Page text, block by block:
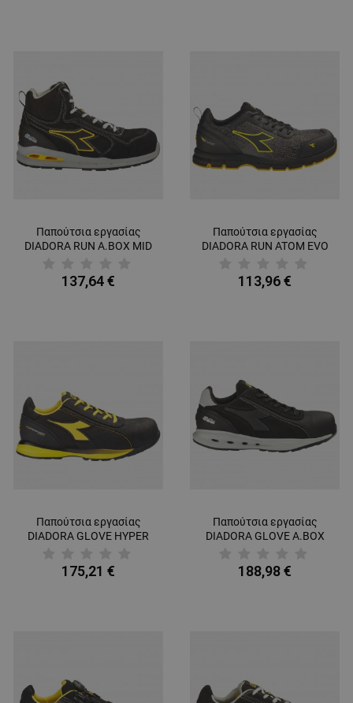
Παπούτσια εργασίας
DIADORA RUN A.BOX MID
137,64 €
Παπούτσια εργασίας
DIADORA RUN ATOM EVO
GREY/BLACK
113,96 €
Παπούτσια εργασίας
DIADORA GLOVE HYPER
BLACK
175,21 €
Παπούτσια εργασίας
DIADORA GLOVE A.BOX
ESD BLACK
188,98 €